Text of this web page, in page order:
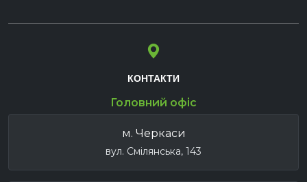
КОНТАКТИ
Головний офіс
м. Черкаси
вул. Смілянська, 143